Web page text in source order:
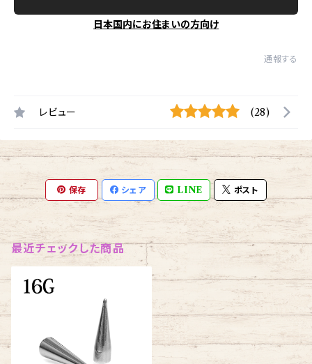
日本国内にお住まいの方向け
通報する
レビュー (28)
保存 シェア LINE ポスト
最近チェックした商品